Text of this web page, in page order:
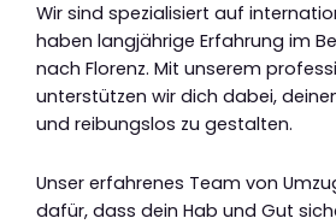
Wir sind spezialisiert auf
haben langjährige Erfahrung im
nach Florenz. Mit unserem
unterstützen wir dich dabei,
und reibungslos zu gestalten.
Unser erfahrenes Team von
dafür, dass dein Hab und Gut